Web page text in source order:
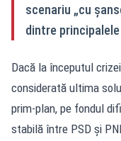
scenariu „cu
dintre
Dacă la începutul
considerată ultima
prim-plan, pe fondul
stabilă între PSD și